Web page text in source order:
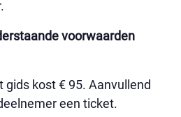
voorwaarden
gids kost € 95. Aanvullend
een ticket.